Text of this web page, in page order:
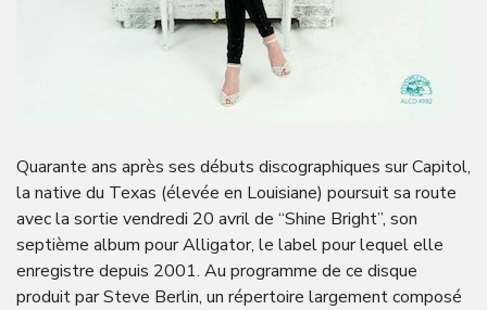
Quarante ans après ses débuts discographiques sur Capitol,
la native du Texas (élevée en Louisiane) poursuit sa route
avec la sortie vendredi 20 avril de “Shine Bright”, son
septième album pour Alligator, le label pour lequel elle
enregistre depuis 2001. Au programme de ce disque
produit par Steve Berlin, un répertoire largement composé